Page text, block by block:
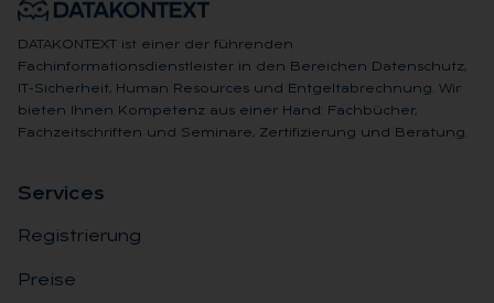
DATAKONTEXT ist einer der führenden
Fachinformationsdienstleister in den Bereichen Datenschutz,
IT-Sicherheit, Human Resources und Entgeltabrechnung. Wir
bieten Ihnen Kompetenz aus einer Hand: Fachbücher,
Fachzeitschriften und Seminare, Zertifizierung und Beratung.
Ser­vices
Registrierung
Preise